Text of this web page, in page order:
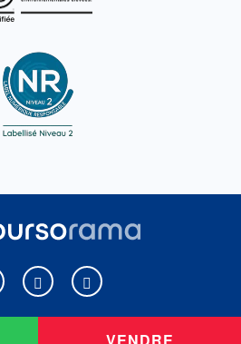
VENDRE
Boursorama sur Facebook
Boursorama sur XBoursorama sur